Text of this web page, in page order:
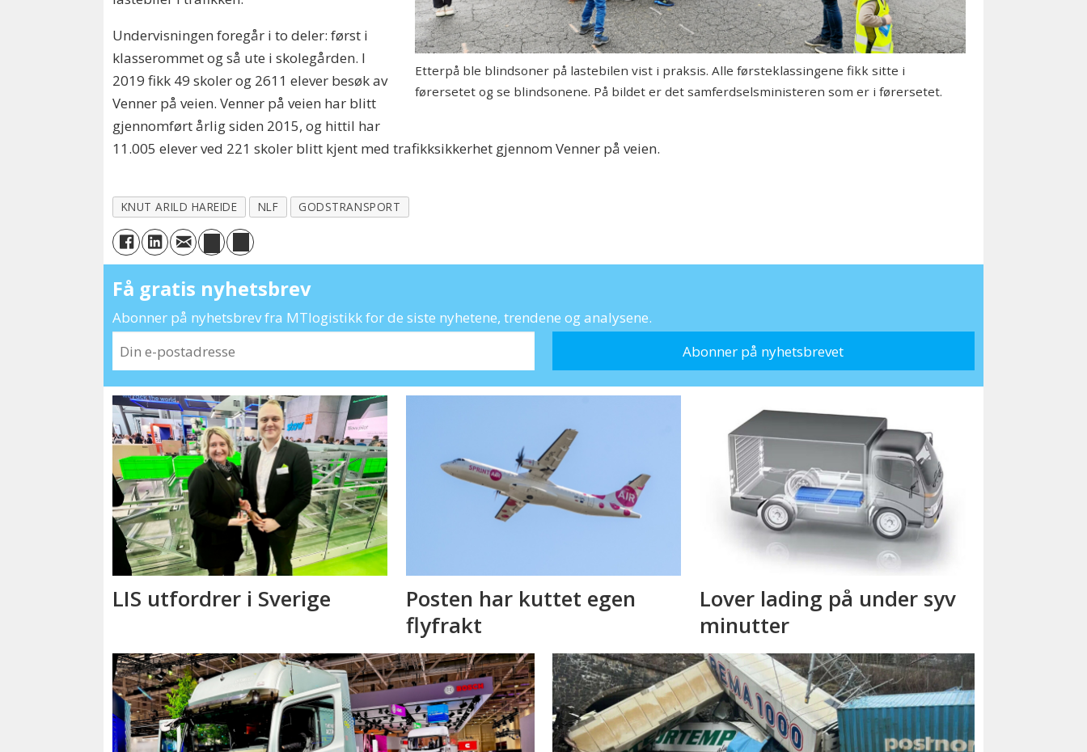
Etterpå ble blindsoner på lastebilen vist i praksis. Alle førsteklassingene fikk sitte i
førersetet og se blindsonene. På bildet er det samferdselsministeren som er i førersetet.
Undervisningen foregår i to deler: først i
klasserommet og så ute i skolegården. I
2019 fikk 49 skoler og 2611 elever besøk av
Venner på veien. Venner på veien har blitt
gjennomført årlig siden 2015, og hittil har
11.005 elever ved 221 skoler blitt kjent med trafikksikkerhet gjennom Venner på veien.
KNUT ARILD HAREIDE NLF GODSTRANSPORT
Få gratis nyhetsbrev
Abonner på nyhetsbrev fra MTlogistikk for de siste nyhetene, trendene og analysene.
LIS utfordrer i Sverige
Posten har kuttet egen
flyfrakt
Lover lading på under syv
minutter